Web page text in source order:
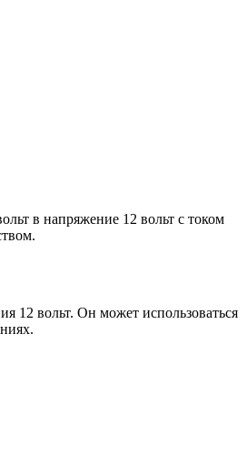
в напряжение 12 вольт с током
12 вольт. Он может использоваться